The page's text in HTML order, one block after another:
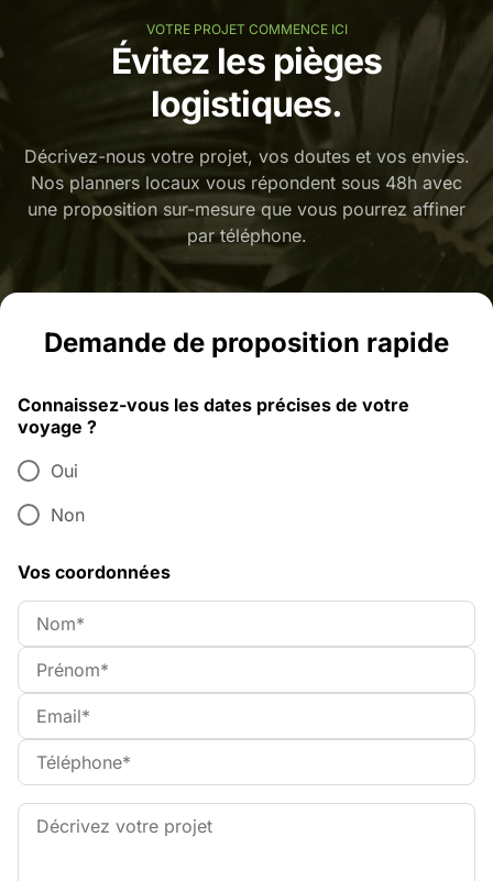
VOTRE PROJET COMMENCE ICI
Évitez les pièges
logistiques.
Décrivez-nous votre projet, vos doutes et vos envies.
Nos planners locaux vous répondent sous 48h avec
une proposition sur-mesure que vous pourrez affiner
par téléphone.
Demande de proposition rapide
Connaissez-vous les dates précises de votre
voyage ?
Oui
Non
Vos coordonnées